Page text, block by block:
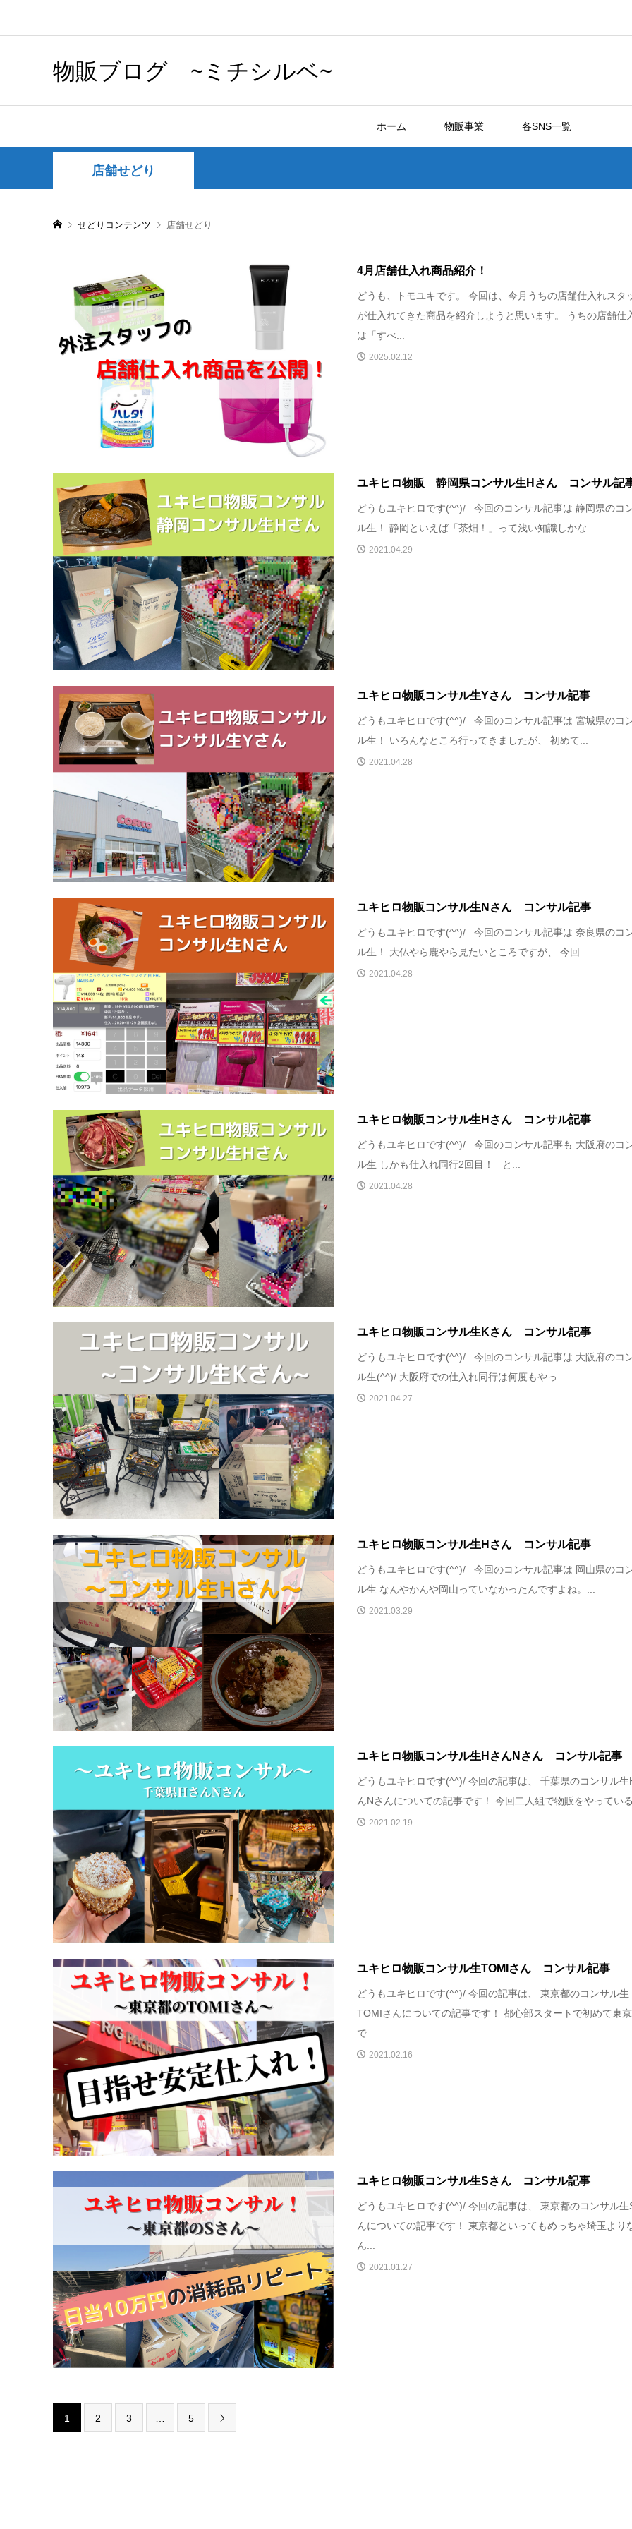
物販ブログ ~ミチシルベ~
ホーム 物販事業 各SNS一覧
店舗せどり
せどりコンテンツ 店舗せどり
4月店舗仕入れ商品紹介！
どうも、トモユキです。 今回は、今月うちの店舗仕入れスタ
が仕入れてきた商品を紹介しようと思います。 うちの店舗仕
は「すべ...
2025.02.12
ユキヒロ物販 静岡県コンサル生Hさん コンサル記
どうもユキヒロです(^^)/ 今回のコンサル記事は 静岡県のコ
ル生！ 静岡といえば「茶畑！」って浅い知識しかな...
2021.04.29
ユキヒロ物販コンサル生Yさん コンサル記事
どうもユキヒロです(^^)/ 今回のコンサル記事は 宮城県のコ
ル生！ いろんなところ行ってきましたが、 初めて...
2021.04.28
ユキヒロ物販コンサル生Nさん コンサル記事
どうもユキヒロです(^^)/ 今回のコンサル記事は 奈良県のコ
ル生！ 大仏やら鹿やら見たいところですが、 今回...
2021.04.28
ユキヒロ物販コンサル生Hさん コンサル記事
どうもユキヒロです(^^)/ 今回のコンサル記事も 大阪府のコ
ル生 しかも仕入れ同行2回目！ と...
2021.04.28
ユキヒロ物販コンサル生Kさん コンサル記事
どうもユキヒロです(^^)/ 今回のコンサル記事は 大阪府のコ
ル生(^^)/ 大阪府での仕入れ同行は何度もやっ...
2021.04.27
ユキヒロ物販コンサル生Hさん コンサル記事
どうもユキヒロです(^^)/ 今回のコンサル記事は 岡山県のコ
ル生 なんやかんや岡山っていなかったんですよね。...
2021.03.29
ユキヒロ物販コンサル生HさんNさん コンサル記事
どうもユキヒロです(^^)/ 今回の記事は、 千葉県のコンサル生
んNさんについての記事です！ 今回二人組で物販をやってい
2021.02.19
ユキヒロ物販コンサル生TOMIさん コンサル記事
どうもユキヒロです(^^)/ 今回の記事は、 東京都のコンサル生
TOMIさんについての記事です！ 都心部スタートで初めて東
で...
2021.02.16
ユキヒロ物販コンサル生Sさん コンサル記事
どうもユキヒロです(^^)/ 今回の記事は、 東京都のコンサル生
んについての記事です！ 東京都といってもめっちゃ埼玉より
ん...
2021.01.27
1 2 3 5 